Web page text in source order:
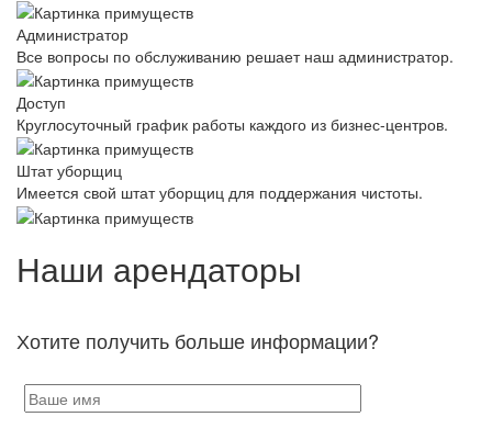
Администратор
Все вопросы по обслуживанию решает наш администратор.
Доступ
Круглосуточный график работы каждого из бизнес-центров.
Штат уборщиц
Имеется свой штат уборщиц для поддержания чистоты.
Наши арендаторы
Хотите получить больше информации?